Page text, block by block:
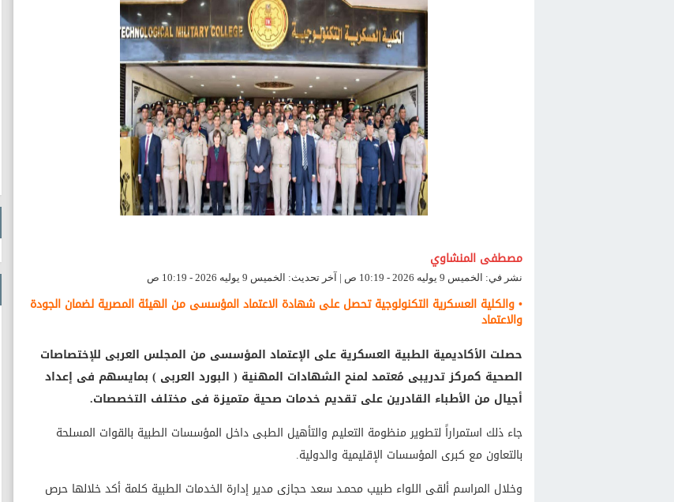
مصطفى المنشاوي
نشر في: الخميس 9 يوليه 2026 - 10:19 ص | آخر تحديث: الخميس 9 يوليه 2026 - 10:19 ص
• والكلية العسكرية التكنولوجية تحصل على شهادة الاعتماد المؤسسى من الهيئة المصرية لضمان الجودة
والاعتماد
حصلت الأكاديمية الطبية العسكرية على الإعتماد المؤسسى من المجلس العربى للإختصاصات
الصحية كمركز تدريبى مُعتمد لمنح الشهادات المهنية ( البورد العربى ) بمايسهم فى إعداد
أجيال من الأطباء القادرين على تقديم خدمات صحية متميزة فى مختلف التخصصات.
جاء ذلك استمراراً لتطوير منظومة التعليم والتأهيل الطبى داخل المؤسسات الطبية بالقوات المسلحة
بالتعاون مع كبرى المؤسسات الإقليمية والدولية.
وخلال المراسم ألقى اللواء طبيب محمـد سعد حجازى مدير إدارة الخدمات الطبية كلمة أكد خلالها حرص